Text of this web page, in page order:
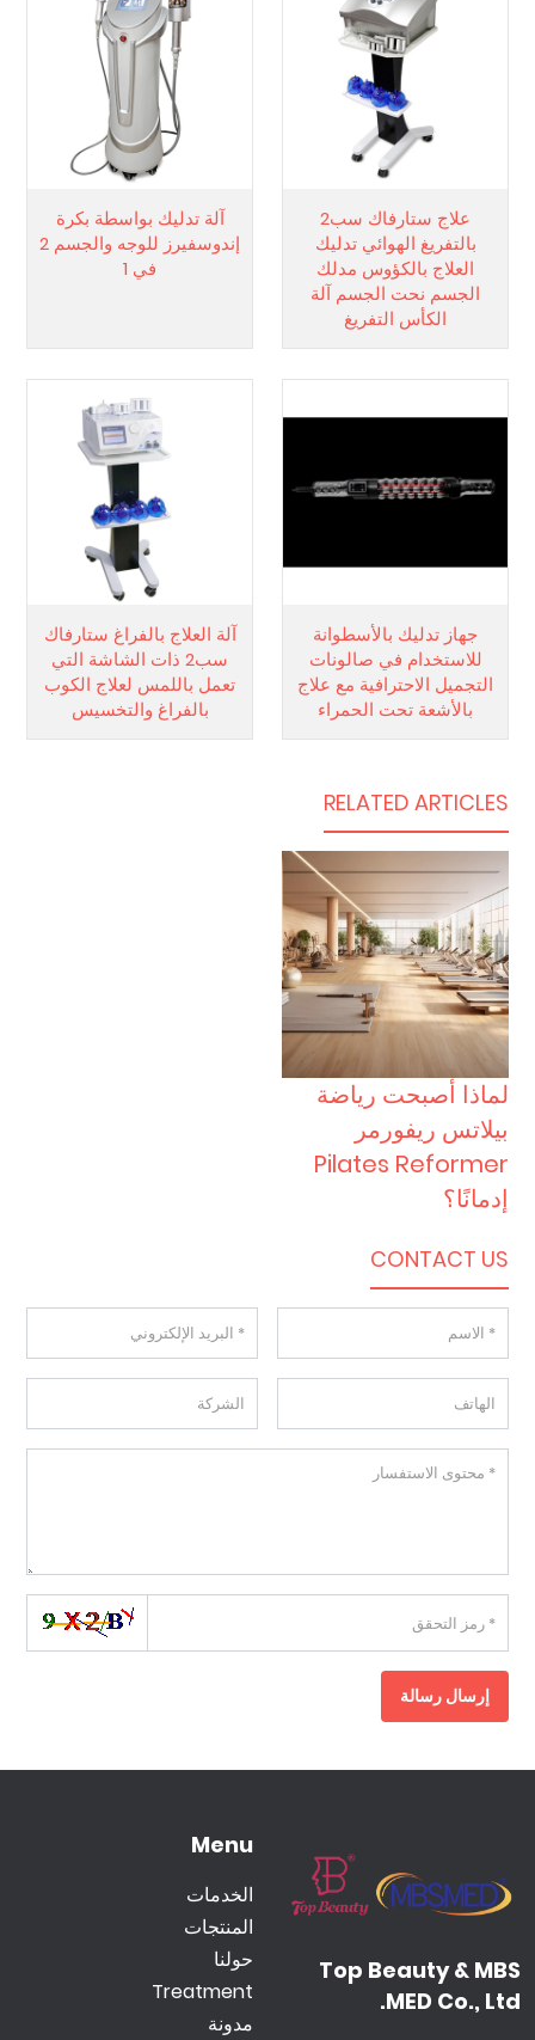
علاج ستارفاك سب2
بالتفريغ الهوائي تدليك
العلاج بالكؤوس مدلك
الجسم نحت الجسم آلة
الكأس التفريغ
آلة تدليك بواسطة بكرة
إندوسفيرز للوجه والجسم 2
في 1
جهاز تدليك بالأسطوانة
للاستخدام في صالونات
التجميل الاحترافية مع علاج
بالأشعة تحت الحمراء
آلة العلاج بالفراغ ستارفاك
سب2 ذات الشاشة التي
تعمل باللمس لعلاج الكوب
بالفراغ والتخسيس
RELATED ARTICLES
لماذا أصبحت رياضة
بيلاتس ريفورمر
Pilates Reformer
إدمانًا؟
CONTACT US
إرسال رسالة
Top Beauty & MBS
MED Co., Ltd.
Menu
الخدمات
المنتجات
حولنا
Treatment
مدونة